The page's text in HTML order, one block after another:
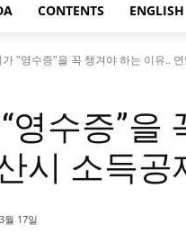
CONTENTS ENGLISH
가 "영수증"을 꼭 챙겨야 하는 이유..
영수증”을
시 소득공
월 17일